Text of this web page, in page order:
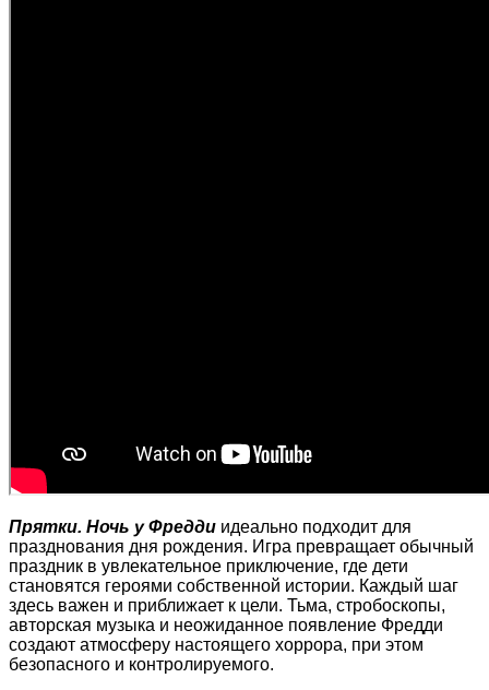
Прятки. Ночь у Фредди идеально подходит для
празднования дня рождения. Игра превращает обычный
праздник в увлекательное приключение, где дети
становятся героями собственной истории. Каждый шаг
здесь важен и приближает к цели. Тьма, стробоскопы,
авторская музыка и неожиданное появление Фредди
создают атмосферу настоящего хоррора, при этом
безопасного и контролируемого.